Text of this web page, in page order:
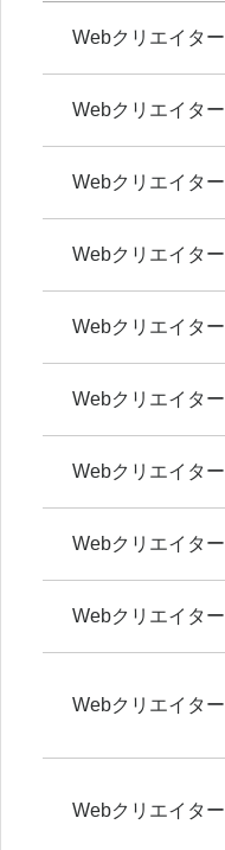
Webクリエイター
Webクリエイター
Webクリエイター
Webクリエイター
Webクリエイター
Webクリエイター
Webクリエイター
Webクリエイター
Webクリエイター
Webクリエイター
Webクリエイター